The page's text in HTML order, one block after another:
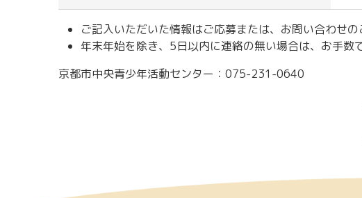
ご記入いただいた情報はご応募または、お問い合わせの
年末年始を除き、5日以内に連絡の無い場合は、お手数
京都市中央青少年活動センター：075-231-0640